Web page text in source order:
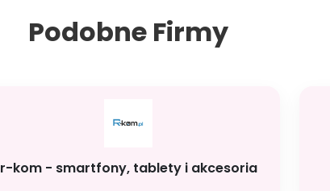
Podobne Firmy
r-kom - smartfony, tablety i akcesoria